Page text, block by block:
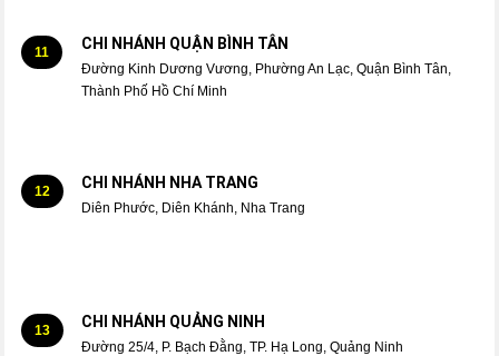
11 CHI NHÁNH QUẬN BÌNH TÂN
Đường Kinh Dương Vương, Phường An Lạc, Quận Bình Tân,
Thành Phố Hồ Chí Minh
12 CHI NHÁNH NHA TRANG
Diên Phước, Diên Khánh, Nha Trang
13 CHI NHÁNH QUẢNG NINH
Đường 25/4, P. Bạch Đằng, TP. Hạ Long, Quảng Ninh